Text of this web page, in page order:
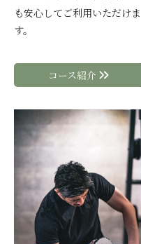
も安心してご利用いただけま
す。
コース紹介